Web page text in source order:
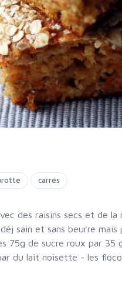
carrés
des raisins secs et de
sain et sans beurre mais
75g de sucre roux par 35
du lait noisette - les